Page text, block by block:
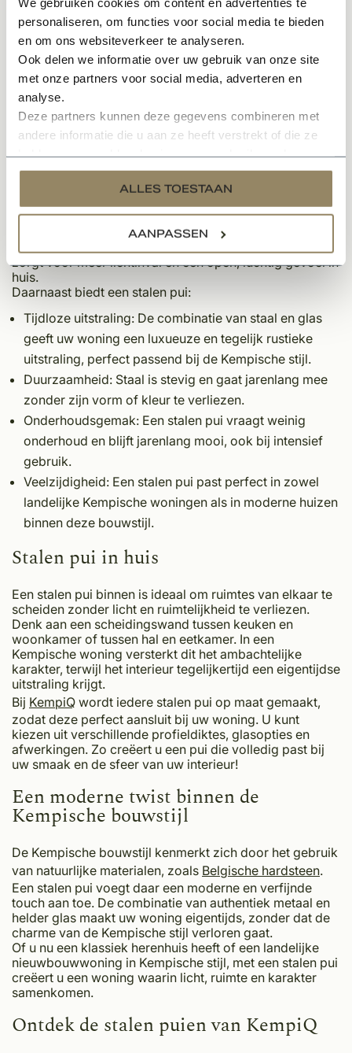
personaliseren, om functies voor social media te bieden
en om ons websiteverkeer te analyseren.
Ook delen we informatie over uw gebruik van onze site
met onze partners voor social media, adverteren en
analyse.
Deze partners kunnen deze gegevens combineren met
andere informatie die u aan ze heeft verstrekt of die ze
services.
ALLES TOESTAAN
AANPASSEN
richting uw tuin, het zorgt altijd voor een harmonieus
geheel met de rest van uw woning.
worden stalen puien
steeds vaker toegepast als moderne toevoeging aan de
klassieke elementen zoalshouten kozijnen, natuursteen
en robuuste gevelmaterialen. Het contrast tussen het
industriële staal en de warme materialen van de
Kempische stijl zorgt voor een unieke uitstraling tussen
De voordelen van een stalen pui
Een stalen pui biedt niet alleen een prachtige uitstraling,
maar ook voordelen! Staal is super stevig, waardoor het
grote glazen kan dragen zonder brede profielen. Dit
zorgt voor meer lichtinval en een open, luchtig gevoel in
huis.
Daarnaast biedt een stalen pui:
Tijdloze uitstraling: De combinatie van staal en glas
geeft uw woning een luxueuze en tegelijk rustieke
uitstraling, perfect passend bij de Kempische stijl.
Duurzaamheid: Staal is stevig en gaat jarenlang mee
zonder zijn vorm of kleur te verliezen.
Onderhoudsgemak: Een stalen pui vraagt weinig
onderhoud en blijft jarenlang mooi, ook bij intensief
gebruik.
Veelzijdigheid: Een stalen pui past perfect in zowel
landelijke Kempische woningen als in moderne huizen
binnen deze bouwstijl.
Stalen pui in huis
Een stalen pui binnen is ideaal om ruimtes van elkaar te
scheiden zonder licht en ruimtelijkheid te verliezen.
Denk aan een scheidingswand tussen keuken en
woonkamer of tussen hal en eetkamer. In een
Kempische woning versterkt dit het ambachtelijke
karakter, terwijl het interieur tegelijkertijd een eigentijdse
uitstraling krijgt.
Bij KempiQ wordt iedere stalen pui op maat gemaakt,
zodat deze perfect aansluit bij uw woning. U kunt
kiezen uit verschillende profieldiktes, glasopties en
afwerkingen. Zo creëert u een pui die volledig past bij
uw smaak en de sfeer van uw interieur!
Een moderne twist binnen de
Kempische bouwstijl
De Kempische bouwstijl kenmerkt zich door het gebruik
van natuurlijke materialen, zoals Belgische hardsteen.
Een stalen pui voegt daar een moderne en verfijnde
touch aan toe. De combinatie van authentiek metaal en
helder glas maakt uw woning eigentijds, zonder dat de
charme van de Kempische stijl verloren gaat.
Of u nu een klassiek herenhuis heeft of een landelijke
nieuwbouwwoning in Kempische stijl, met een stalen pui
creëert u een woning waarin licht, ruimte en karakter
samenkomen.
Ontdek de stalen puien van KempiQ